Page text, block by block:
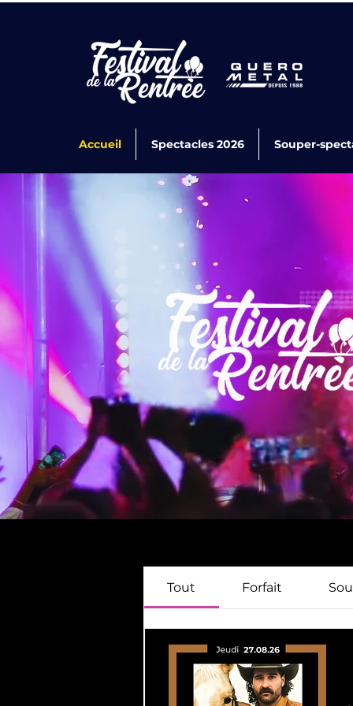
Accueil Spectacles 2026 Souper-
Tout Forfait